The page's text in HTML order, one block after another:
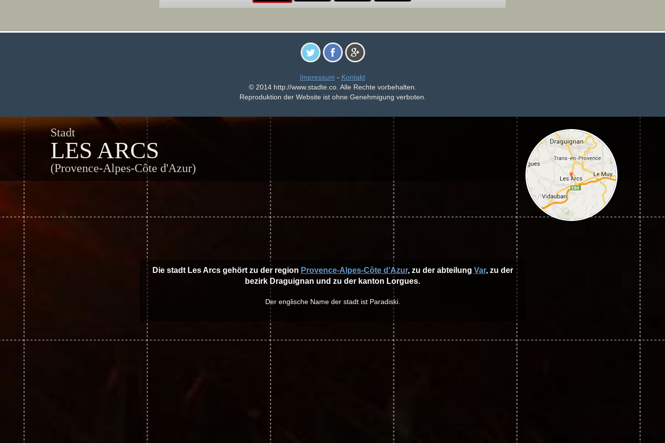
Impressum - Kontakt
© 2014 http://www.stadte.co. Alle Rechte vorbehalten.
Reproduktion der Website ist ohne Genehmigung verboten.
Stadt
LES ARCS
(Provence-Alpes-Côte d'Azur)
Die stadt Les Arcs gehört zu der region Provence-Alpes-Côte d'Azur, zu der abteilung Var, zu der
bezirk Draguignan und zu der kanton Lorgues.
Der englische Name der stadt ist Paradiski.
©photo-libre.fr